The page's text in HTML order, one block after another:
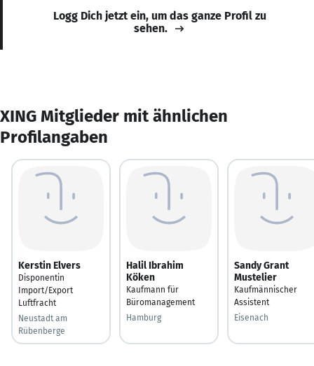
Logg Dich jetzt ein, um das ganze Profil zu
sehen.
XING Mitglieder mit ähnlichen
Profilangaben
Kerstin Elvers
Disponentin
Import/Export
Luftfracht
Neustadt am
Rübenberge
Halil Ibrahim
Köken
Kaufmann für
Büromanagement
Hamburg
Sandy Grant
Mustelier
Kaufmännischer
Assistent
Eisenach